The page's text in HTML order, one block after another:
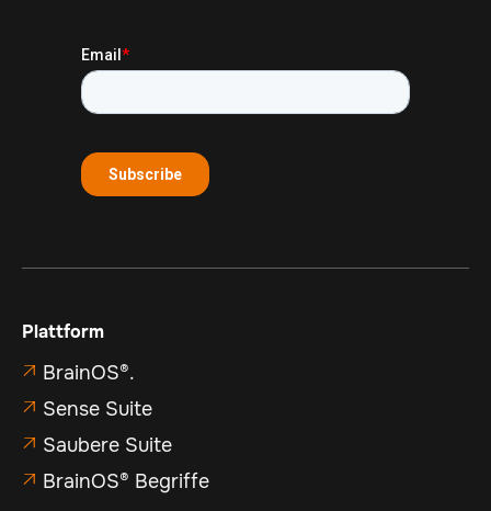
Plattform
 BrainOS®.
 Sense Suite
 Saubere Suite
 BrainOS® Begriffe